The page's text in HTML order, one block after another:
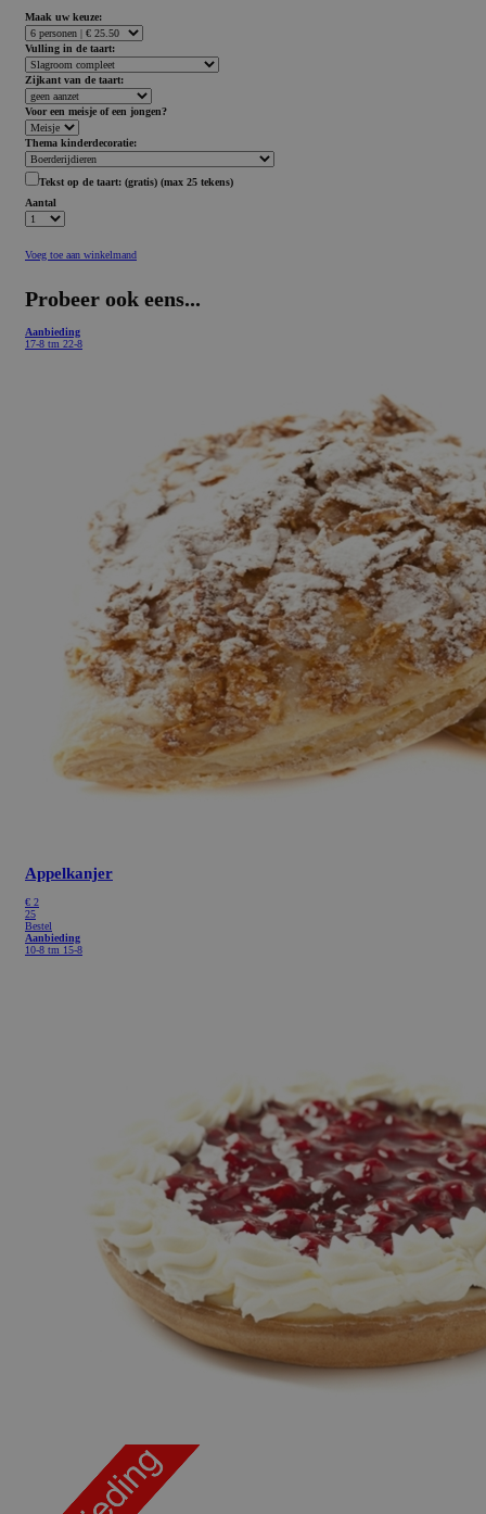
Maak uw keuze:
Vulling in de taart:
Zijkant van de taart:
Voor een meisje of een jongen?
Thema kinderdecoratie:
Tekst op de taart: (gratis) (max 25 tekens)
Aantal
Voeg toe aan winkelmand
Probeer ook eens...
Aanbieding
17-8 tm 22-8
Appelkanjer
€ 2
25
Bestel
Aanbieding
10-8 tm 15-8